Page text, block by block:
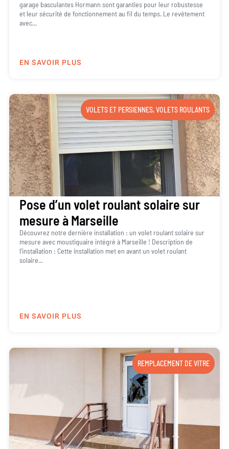
garage basculantes Hormann sont garanties pour leur robustesse
et leur sécurité de fonctionnement au fil du temps. Le revêtement
avec...
EN SAVOIR PLUS
VOLETS ET PERSIENNES,VOLETS ROULANTS
Pose d’un volet roulant solaire sur
mesure à Marseille
Découvrez notre dernière installation : un volet roulant solaire sur
mesure avec moustiquaire intégré à Marseille ! Description de
l’installation : Cette installation met en avant un volet roulant
solaire...
EN SAVOIR PLUS
REMPLACEMENT DE VITRE